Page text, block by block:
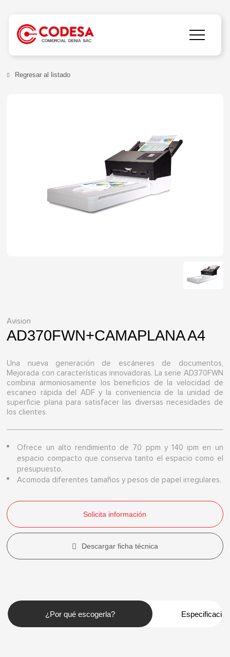
Regresar al listado
Avision
AD370FWN+CAMAPLANA A4
Una nueva generación de escáneres de documentos,
Mejorada con características innovadoras. La serie AD370FWN
combina armoniosamente los beneficios de la velocidad de
escaneo rápida del ADF y la conveniencia de la unidad de
superficie plana para satisfacer las diversas necesidades de
los clientes.
Ofrece un alto rendimiento de 70 ppm y 140 ipm en un
espacio compacto que conserva tanto el espacio como el
presupuesto.
Acomoda diferentes tamaños y pesos de papel irregulares.
Solicita información
Descargar ficha técnica
¿Por qué escogerla?